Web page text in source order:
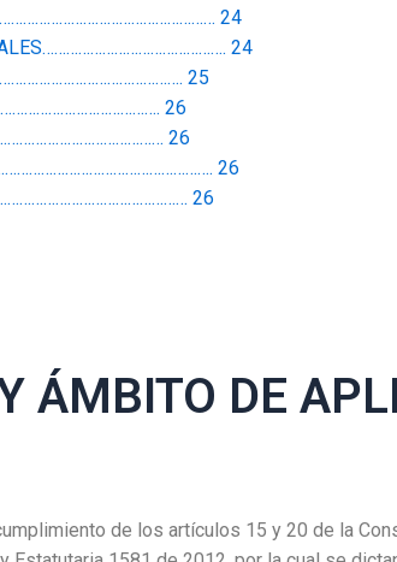
24
24
25
26
26
26
26
DE
de los artículos 15 y 20 de la